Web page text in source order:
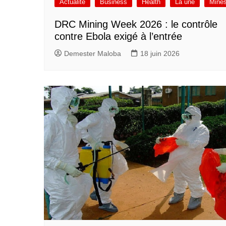
Actualité Business Health La une
DRC Mining Week 2026 : le contrôle
contre Ebola exigé à l’entrée
Demester Maloba 18 juin 2026